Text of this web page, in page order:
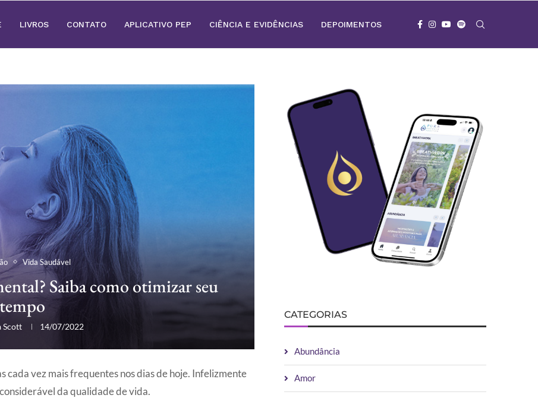
LIVROS CONTATO APLICATIVO PEP CIÊNCIA E EVIDÊNCIAS DEPOIMENTOS
Vida Saudável
Saiba como otimizar seu
tempo
Scott 14/07/2022
cada vez mais frequentes nos dias de hoje. Infelizmente
da qualidade de vida.
CATEGORIAS
Abundância
Amor